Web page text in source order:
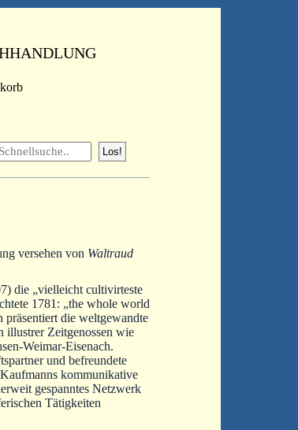
mit einer Einleitung versehen von Waltraud
die „vielleicht cultivirteste
1781: „the whole world
die weltgewandte
illustrer Zeitgenossen wie
Weimar-Eisenach.
und befreundete
gespanntes Netzwerk
Tätigkeiten